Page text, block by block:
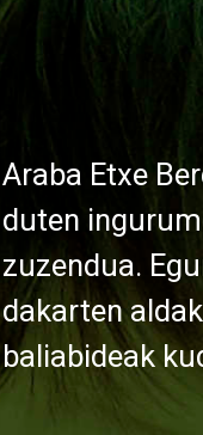
Araba Etxe
duten
zuzendua.
dakarten
baliabideak